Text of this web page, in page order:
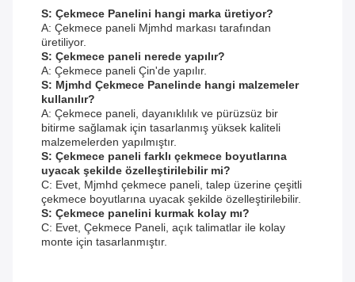
S: Çekmece Panelini hangi marka üretiyor?
A: Çekmece paneli Mjmhd markası tarafından
üretiliyor.
S: Çekmece paneli nerede yapılır?
A: Çekmece paneli Çin'de yapılır.
S: Mjmhd Çekmece Panelinde hangi malzemeler
kullanılır?
A: Çekmece paneli, dayanıklılık ve pürüzsüz bir
bitirme sağlamak için tasarlanmış yüksek kaliteli
malzemelerden yapılmıştır.
S: Çekmece paneli farklı çekmece boyutlarına
uyacak şekilde özelleştirilebilir mi?
C: Evet, Mjmhd çekmece paneli, talep üzerine çeşitli
çekmece boyutlarına uyacak şekilde özelleştirilebilir.
S: Çekmece panelini kurmak kolay mı?
C: Evet, Çekmece Paneli, açık talimatlar ile kolay
monte için tasarlanmıştır.